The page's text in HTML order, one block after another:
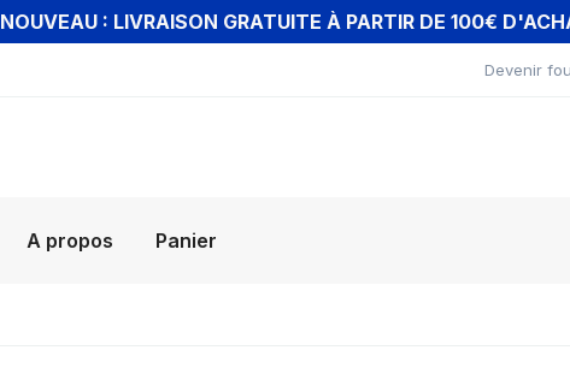
NOUVEAU : LIVRAISON GRATUITE À PARTIR DE 100€
Devenir
A propos Panier